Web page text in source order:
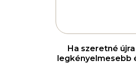
Ha szeretné
legkényelmesebb